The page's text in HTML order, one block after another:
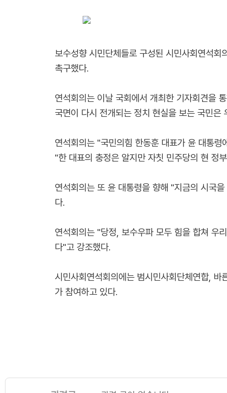
보수성향 시민단체들로 구성된 시민사회연석
촉구했다.
연석회의는 이날 국회에서 개최한 기자회견을
국면이 다시 전개되는 정치 현실을 보는 국민
연석회의는 "국민의힘 한동훈 대표가 윤 대통
"한 대표의 충정은 알지만 자칫 민주당의 현 정
연석회의는 또 윤 대통령을 향해 "지금의 시국
다.
연석회의는 "당정, 보수우파 모두 힘을 합쳐 우
다"고 강조했다.
시민사회연석회의에는 범시민사회단체연합, 바
가 참여하고 있다.